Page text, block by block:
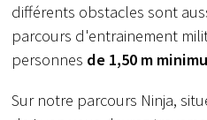
différents obstacles sont
parcours d'entrainement
personnes de 1,50 m
Sur notre parcours Ninja,